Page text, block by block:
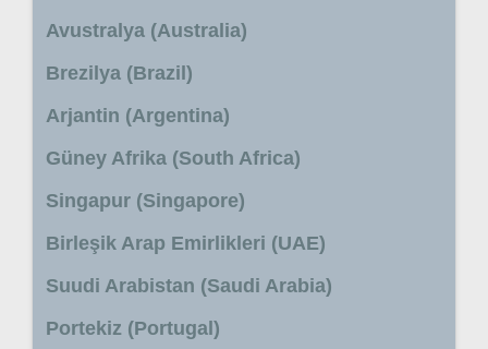
Avustralya (Australia)
Brezilya (Brazil)
Arjantin (Argentina)
Güney Afrika (South Africa)
Singapur (Singapore)
Birleşik Arap Emirlikleri (UAE)
Suudi Arabistan (Saudi Arabia)
Portekiz (Portugal)